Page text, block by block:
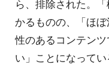
ら、排除された。
かるものの、「ほ
性のあるコンテン
い」ことになってい